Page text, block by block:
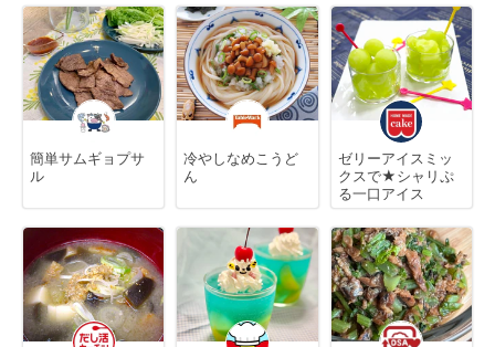
簡単サムギョプサ
ル
冷やしなめこうど
ん
ゼリーアイスミッ
クスで★シャリぷ
る一口アイス